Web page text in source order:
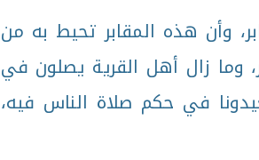
وأن هذه المقابر تحيط به من
وما زال أهل القرية يصلون في
في حكم صلاة الناس فيه،